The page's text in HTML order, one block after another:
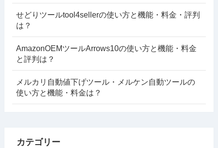
せどりツールtool4sellerの使い方と機能・料金・評判
は？
AmazonOEMツールArrows10の使い方と機能・料金
と評判は？
メルカリ自動値下げツール・メルケン自動ツールの
使い方と機能・料金は？
カテゴリー